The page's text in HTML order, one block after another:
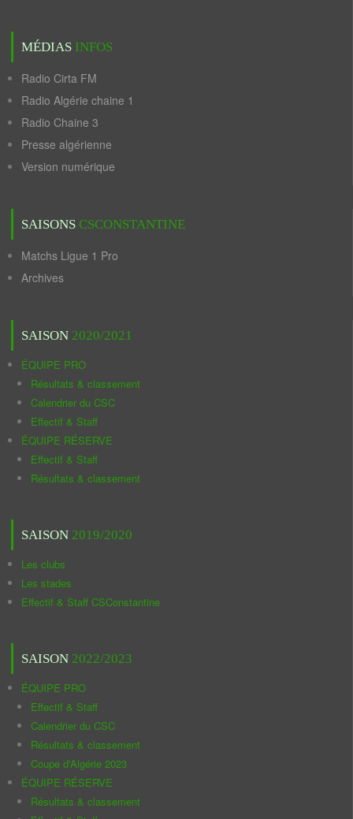
MÉDIAS INFOS
Radio Cirta FM
Radio Algérie chaine 1
Radio Chaine 3
Presse algérienne
Version numérique
SAISONS CSCONSTANTINE
Matchs Ligue 1 Pro
Archives
SAISON 2020/2021
ÉQUIPE PRO
Résultats & classement
Calendrier du CSC
Effectif & Staff
ÉQUIPE RÉSERVE
Effectif & Staff
Résultats & classement
SAISON 2019/2020
Les clubs
Les stades
Effectif & Staff CSConstantine
SAISON 2022/2023
ÉQUIPE PRO
Effectif & Staff
Calendrier du CSC
Résultats & classement
Coupe d'Algérie 2023
ÉQUIPE RÉSERVE
Résultats & classement